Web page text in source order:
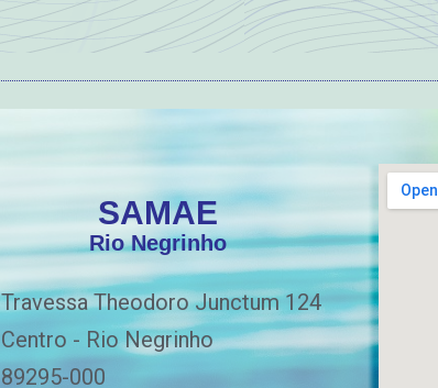
SAMAE
Rio Negrinho
Travessa Theodoro Junctum 124
Centro - Rio Negrinho
89295-000